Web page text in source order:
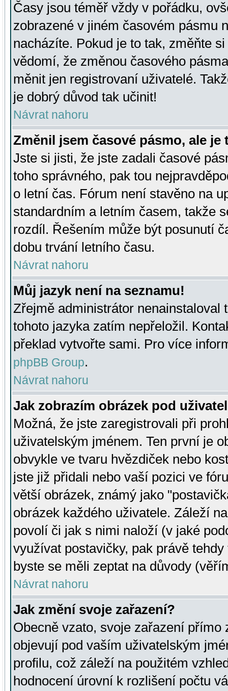
Časy jsou téměř vždy v pořádku,
zobrazené v jiném časovém pásmu
nacházíte. Pokud je to tak, změňte
vědomí, že změnou časového
měnit jen registrovaní uživatelé.
je dobrý důvod tak učinit!
Návrat nahoru
Změnil jsem časové pásmo, ale je
Jste si jisti, že jste zadali časové
toho správného, pak tou
o letní čas. Fórum není stavěno na
standardním a letním časem, takže
rozdíl. Řešením může být posunutí
dobu trvání letního času.
Návrat nahoru
Můj jazyk není na seznamu!
Zřejmě administrátor nenainstaloval
tohoto jazyka zatím nepřeložil.
překlad vytvořte sami. Pro více
phpBB Group.
Návrat nahoru
Jak zobrazím obrázek pod
Možná, že jste zaregistrovali při
uživatelským jménem. Ten první je
obvykle ve tvaru hvězdiček nebo
jste již přidali nebo vaší pozici ve
větší obrázek, známý jako
obrázek každého uživatele. Záleží
povolí či jak s nimi naloží (v jaké
využívat postavičky, pak právě
byste se měli zeptat na důvody
Návrat nahoru
Jak změní svoje zařazení?
Obecně vzato, svoje zařazení přímo
objevují pod vaším uživatelským
profilu, což záleží na použitém
hodnocení úrovní k rozlišení počtu